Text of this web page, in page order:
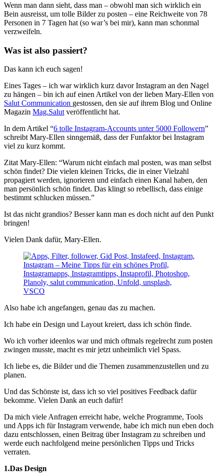
Wenn man dann sieht, dass man – obwohl man sich wirklich ein
Bein ausreisst, um tolle Bilder zu posten – eine Reichweite von 78
Personen in 7 Tagen hat (so war’s bei mir), kann man schonmal
verzweifeln.
Was ist also passiert?
Das kann ich euch sagen!
Eines Tages – ich war wirklich kurz davor Instagram an den Nagel
zu hängen – bin ich auf einen Artikel von der lieben Mary-Ellen von
Salut Communication gestossen, den sie auf ihrem Blog und Online
Magazin Mag.Salut veröffentlicht hat.
In dem Artikel “6 tolle Instagram-Accounts unter 5000 Followern”
schreibt Mary-Ellen sinngemäß, dass der Funfaktor bei Instagram
viel zu kurz kommt.
Zitat Mary-Ellen: “Warum nicht einfach mal posten, was man selbst
schön findet? Die vielen kleinen Tricks, die in einer Vielzahl
propagiert werden, ignorieren und einfach einen Kanal haben, den
man persönlich schön findet. Das klingt so rebellisch, dass einige
bestimmt schlucken müssen.”
Ist das nicht grandios? Besser kann man es doch nicht auf den Punkt
bringen!
Vielen Dank dafür, Mary-Ellen.
Also habe ich angefangen, genau das zu machen.
Ich habe ein Design und Layout kreiert, dass ich schön finde.
Wo ich vorher ideenlos war und mich oftmals regelrecht zum posten
zwingen musste, macht es mir jetzt unheimlich viel Spass.
Ich liebe es, die Bilder und die Themen zusammenzustellen und zu
planen.
Und das Schönste ist, dass ich so viel positives Feedback dafür
bekomme. Vielen Dank an euch dafür!
Da mich viele Anfragen erreicht habe, welche Programme, Tools
und Apps ich für Instagram verwende, habe ich mich nun eben doch
dazu entschlossen, einen Beitrag über Instagram zu schreiben und
werde euch nachfolgend meine persönlichen Tipps und Tricks
verraten.
1.Das Design